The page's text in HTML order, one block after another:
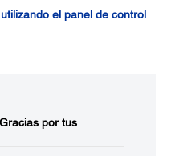
el panel de control
por tus